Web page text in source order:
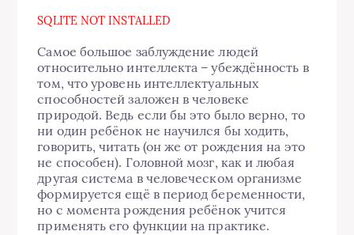
SQLITE NOT INSTALLED
Самое большое заблуждение людей
относительно интеллекта – убеждённость в
том, что уровень интеллектуальных
способностей заложен в человеке
природой. Ведь если бы это было верно, то
ни один ребёнок не научился бы ходить,
говорить, читать (он же от рождения на это
не способен). Головной мозг, как и любая
другая система в человеческом организме
формируется ещё в период беременности,
но с момента рождения ребёнок учится
применять его функции на практике.